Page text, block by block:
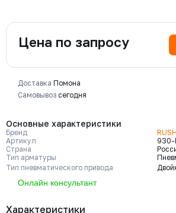
Основные характеристики
Бренд
Артикул
930-
Страна
Тип арматуры
Тип пневматического привода
Онлайн консультант
Цена по запросу
Доставка Помона
Самовывоз сегодня
Характеристики